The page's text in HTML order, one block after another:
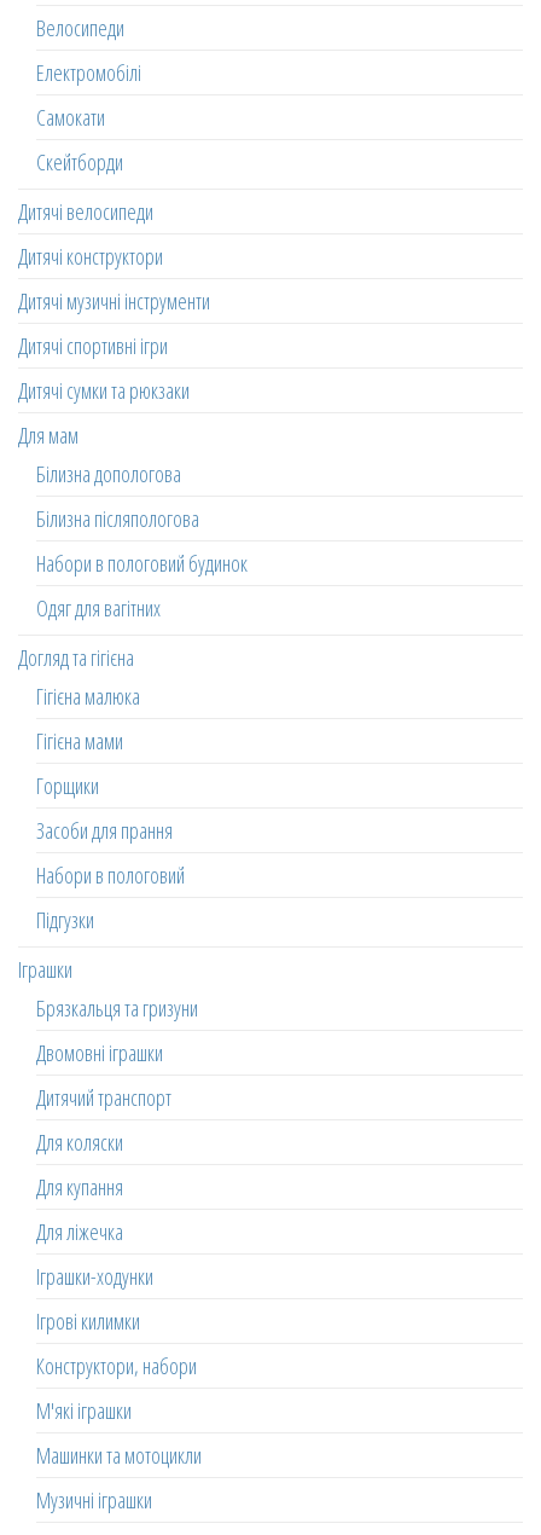
Велосипеди
Електромобілі
Самокати
Скейтборди
Дитячі велосипеди
Дитячі конструктори
Дитячі музичні інструменти
Дитячі спортивні ігри
Дитячі сумки та рюкзаки
Для мам
Білизна допологова
Білизна післяпологова
Набори в пологовий будинок
Одяг для вагітних
Догляд та гігієна
Гігієна малюка
Гігієна мами
Горщики
Засоби для прання
Набори в пологовий
Підгузки
Іграшки
Брязкальця та гризуни
Двомовні іграшки
Дитячий транспорт
Для коляски
Для купання
Для ліжечка
Іграшки-ходунки
Ігрові килимки
Конструктори, набори
М'які іграшки
Машинки та мотоцикли
Музичні іграшки